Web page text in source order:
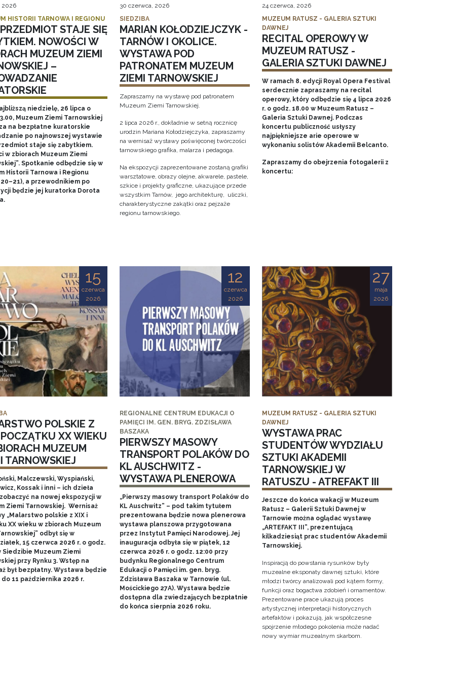
2026
HISTORII TARNOWA I REGIONU
STAJE SIĘ
NOWOŚCI W
MUZEUM ZIEMI
–
niedzielę, 26 lipca o
Muzeum Ziemi Tarnowskiej
na bezpłatne kuratorskie
po najnowszej wystawie
staje się zabytkiem.
w zbiorach Muzeum Ziemi
Spotkanie odbędzie się w
Historii Tarnowa i Regionu
20–21), a przewodnikiem po
będzie jej kuratorka Dorota
30 czerwca, 2026
SIEDZIBA
MARIAN KOŁODZIEJCZYK -
TARNÓW I OKOLICE.
WYSTAWA POD
PATRONATEM MUZEUM
ZIEMI TARNOWSKIEJ
Zapraszamy na wystawę pod patronatem
Muzeum Ziemi Tarnowskiej.
2 lipca 2026 r., dokładnie w setną rocznicę
urodzin Mariana Kołodziejczyka, zapraszamy
na wernisaż wystawy poświęconej twórczości
tarnowskiego grafika, malarza i pedagoga.
Na ekspozycji zaprezentowane zostaną grafiki
warsztatowe, obrazy olejne, akwarele, pastele,
szkice i projekty graficzne, ukazujące przede
wszystkim Tarnów, jego architekturę, uliczki,
charakterystyczne zakątki oraz pejzaże
regionu tarnowskiego.
24 czerwca, 2026
MUZEUM RATUSZ - GALERIA SZTUKI
DAWNEJ
RECITAL OPEROWY W
MUZEUM RATUSZ -
GALERIA SZTUKI DAWNEJ
W ramach 8. edycji Royal Opera Festival
serdecznie zapraszamy na recital
operowy, który odbędzie się 4 lipca 2026
r. o godz. 18.00 w Muzeum Ratusz –
Galeria Sztuki Dawnej. Podczas
koncertu publiczność usłyszy
najpiękniejsze arie operowe w
wykonaniu solistów Akademii Belcanto.
Zapraszamy do obejrzenia fotogalerii z
koncertu:
15
czerwca
2026
POLSKIE Z
XX WIEKU
MUZEUM
TARNOWSKIEJ
Malczewski, Wyspiański,
Kossak i inni – ich dzieła
na nowej ekspozycji w
Ziemi Tarnowskiej. Wernisaż
„Malarstwo polskie z XIX i
XX wieku w zbiorach Muzeum
odbył się w
15 czerwca 2026 r. o godz.
Siedzibie Muzeum Ziemi
przy Rynku 3. Wstęp na
był bezpłatny. Wystawa będzie
do 11 października 2026 r.
12
czerwca
2026
REGIONALNE CENTRUM EDUKACJI O
PAMIĘCI IM. GEN. BRYG. ZDZISŁAWA
BASZAKA
PIERWSZY MASOWY
TRANSPORT POLAKÓW DO
KL AUSCHWITZ -
WYSTAWA PLENEROWA
„Pierwszy masowy transport Polaków do
KL Auschwitz” – pod takim tytułem
prezentowana będzie nowa plenerowa
wystawa planszowa przygotowana
przez Instytut Pamięci Narodowej. Jej
inauguracja odbyła się w piątek, 12
czerwca 2026 r. o godz. 12:00 przy
budynku Regionalnego Centrum
Edukacji o Pamięci im. gen. bryg.
Zdzisława Baszaka w Tarnowie (ul.
Mościckiego 27A). Wystawa będzie
dostępna dla zwiedzających bezpłatnie
do końca sierpnia 2026 roku.
27
maja
2026
MUZEUM RATUSZ - GALERIA SZTUKI
DAWNEJ
WYSTAWA PRAC
STUDENTÓW WYDZIAŁU
SZTUKI AKADEMII
TARNOWSKIEJ W
RATUSZU - ATREFAKT III
Jeszcze do końca wakacji w Muzeum
Ratusz – Galerii Sztuki Dawnej w
Tarnowie można oglądać wystawę
„ARTEFAKT III”, prezentującą
kilkadziesiąt prac studentów Akademii
Tarnowskiej.
Inspiracją do powstania rysunków były
muzealne eksponaty dawnej sztuki, które
młodzi twórcy analizowali pod kątem formy,
funkcji oraz bogactwa zdobień i ornamentów.
Prezentowane prace ukazują proces
artystycznej interpretacji historycznych
artefaktów i pokazują, jak współczesne
spojrzenie młodego pokolenia może nadać
nowy wymiar muzealnym skarbom.